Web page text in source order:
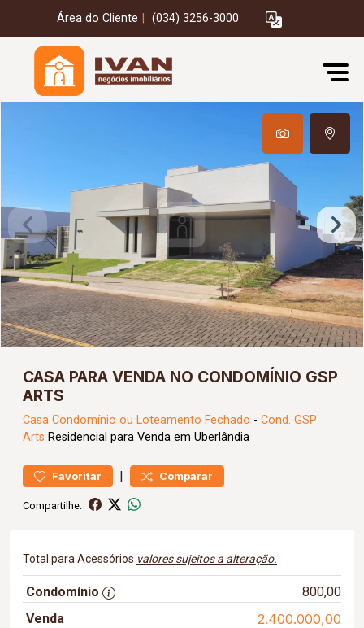
Área do Cliente (034) 3256-3000
CASA PARA VENDA NO CONDOMÍNIO GSP
ARTS
Casa Condomínio ou Loteamento Fechado - Cond. GSP
Arts Residencial para Venda em Uberlândia
Favoritar | Comparar
Compartilhe:
Total para Acessórios valores sujeitos a alteração.
Condomínio
800,00
Venda
2.400.000,00